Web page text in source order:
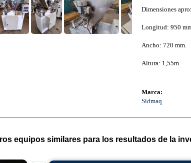
Dimensiones
Longitud: 950
Ancho: 720 mm.
Altura: 1,55m.
Marca:
Sidmaq
equipos similares para los resultados de la